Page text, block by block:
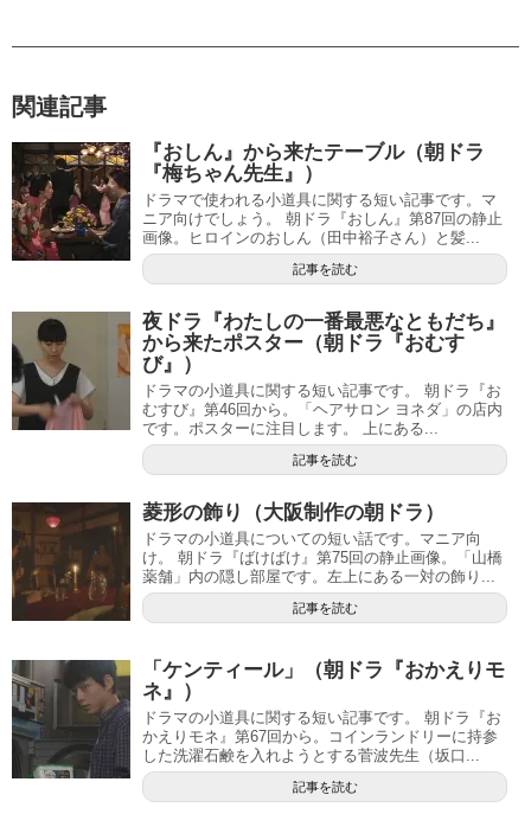
関連記事
『おしん』から来たテーブル（朝ドラ
『梅ちゃん先生』）
ドラマで使われる小道具に関する短い記事です。マ
ニア向けでしょう。 朝ドラ『おしん』第87回の静止
画像。ヒロインのおしん（田中裕子さん）と髪...
記事を読む
夜ドラ『わたしの一番最悪なともだち』
から来たポスター（朝ドラ『おむす
び』）
ドラマの小道具に関する短い記事です。 朝ドラ『お
むすび』第46回から。「ヘアサロン ヨネダ」の店内
です。ポスターに注目します。 上にある...
記事を読む
菱形の飾り（大阪制作の朝ドラ）
ドラマの小道具についての短い話です。マニア向
け。 朝ドラ『ばけばけ』第75回の静止画像。「山橋
薬舗」内の隠し部屋です。左上にある一対の飾り...
記事を読む
「ケンティール」（朝ドラ『おかえりモ
ネ』）
ドラマの小道具に関する短い記事です。 朝ドラ『お
かえりモネ』第67回から。コインランドリーに持参
した洗濯石鹸を入れようとする菅波先生（坂口...
記事を読む